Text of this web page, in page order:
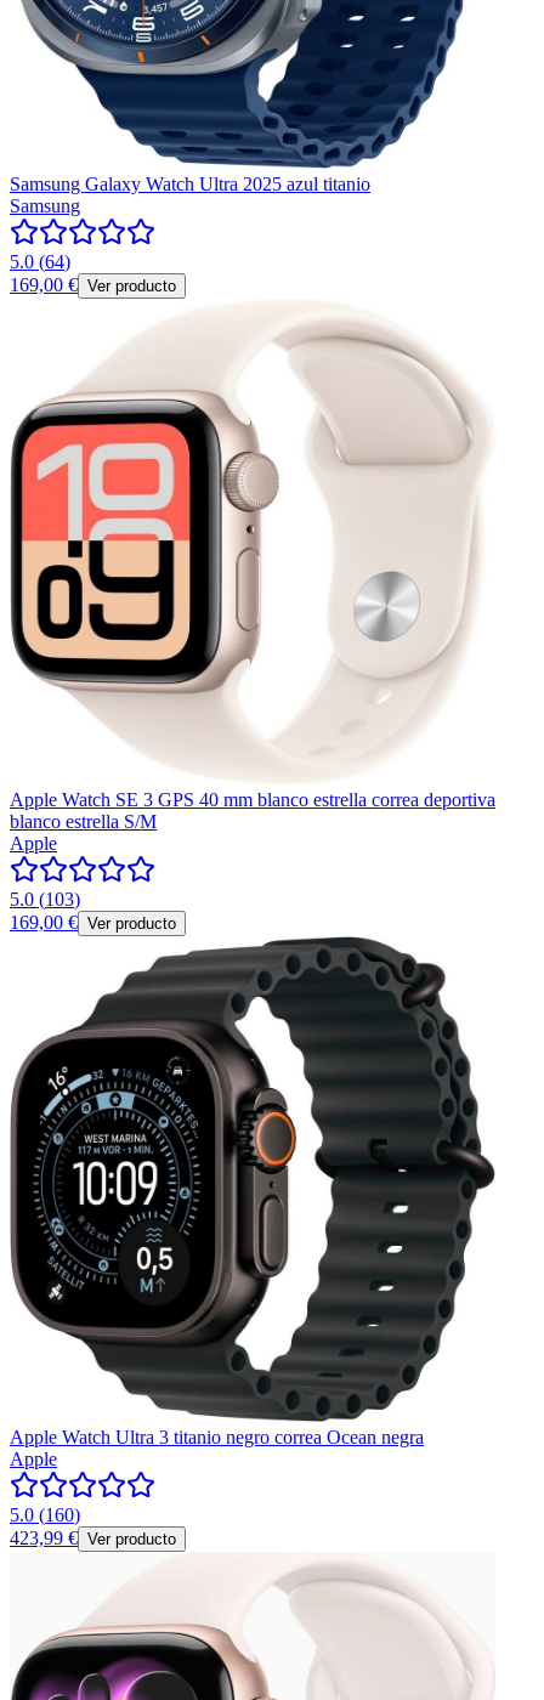
Samsung Galaxy Watch Ultra 2025 azul titanio
Samsung
5.0 (64)
169,00 € Ver producto
Apple Watch SE 3 GPS 40 mm blanco estrella correa deportiva
blanco estrella S/M
Apple
5.0 (103)
169,00 € Ver producto
Apple Watch Ultra 3 titanio negro correa Ocean negra
Apple
5.0 (160)
423,99 € Ver producto